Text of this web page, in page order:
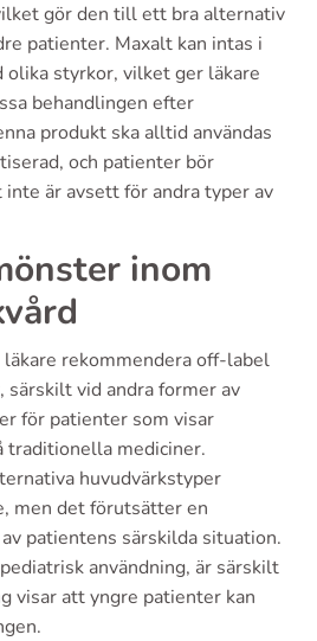
gör den till ett bra alternativ
patienter. Maxalt kan intas i
styrkor, vilket ger läkare
behandlingen efter
produkt ska alltid användas
och patienter bör
är avsett för andra typer av
inom
rekommendera off-label
särskilt vid andra former av
för patienter som visar
traditionella mediciner.
huvudvärkstyper
men det förutsätter en
patientens särskilda situation.
användning, är särskilt
visar att yngre patienter kan